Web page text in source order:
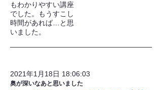
もわかりやすい講座
でした。もうすこし
時間があれば…と思
いました。
2021年1月18日 18:06:03
奥が深いなあと思いました